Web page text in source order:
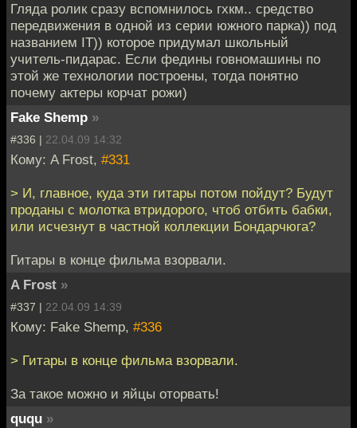
Гляда ролик сразу вспомнилось гхкм.. средство
передвижения в одной из серии южного парка)) под
названием IT)) которое придумал школьный
учитель-пидарас. Если федины говномашины по
этой же технологии построены, тогда понятно
почему актеры корчат рожи)
Fake Shemp »
#336 | 22.04.09 14:32
Кому: A Frost, #331
> И, главное, куда эти гитары потом пойдут? Будут
проданы с молотка втридорого, чтоб отбить бабки,
или исчезнут в частной коллекции Бондарчюга?
Гитары в конце фильма взорвали.
A Frost »
#337 | 22.04.09 14:39
Кому: Fake Shemp, #336
> Гитары в конце фильма взорвали.
За такое можно и яйцы оторвать!
ququ »